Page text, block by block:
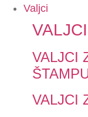
Valjci
VALJCI
VALJCI